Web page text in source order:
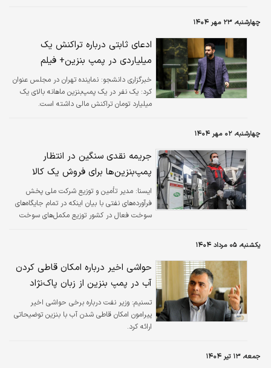
چهارشنبه، ۲۳ مهر ۱۴۰۴
ادعای ثابتی درباره تراکنش یک
میلیاردی در پمپ بنزین+ فیلم
خبرگزاری دانشجو: نماینده تهران در مجلس عنوان
کرد: یک نفر در یک پمپ‌بنزین ماهانه بالای یک
میلیارد تومان تراکنش مالی داشته است.
چهارشنبه، ۰۲ مهر ۱۴۰۴
جریمه نقدی سنگین در انتظار
پمپ‌بنزین‌ها برای فروش یک کالا
ايسنا: مدیر تأمین و توزیع شرکت ملی پخش
فرآورده‌های نفتی با بیان اینکه در تمام جایگاه‌های
سوخت فعال در کشور توزیع مکمل‌های سوخت
یکشنبه، ۰۵ مرداد ۱۴۰۴
حواشی اخیر درباره امکان قاطی کردن
آب در پمپ بنزین از زبان پاک‌نژاد
تسنیم: وزیر نفت درباره برخی حواشی اخیر
پیرامون امکان قاطی شدن آب با بنزین توضیحاتی
ارائه کرد.
جمعه، ۱۳ تیر ۱۴۰۴